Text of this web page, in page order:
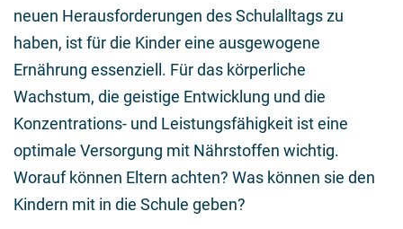
neuen Herausforderungen des Schulalltags zu
haben, ist für die Kinder eine ausgewogene
Ernährung essenziell. Für das körperliche
Wachstum, die geistige Entwicklung und die
Konzentrations- und Leistungsfähigkeit ist eine
optimale Versorgung mit Nährstoffen wichtig.
Worauf können Eltern achten? Was können sie den
Kindern mit in die Schule geben?